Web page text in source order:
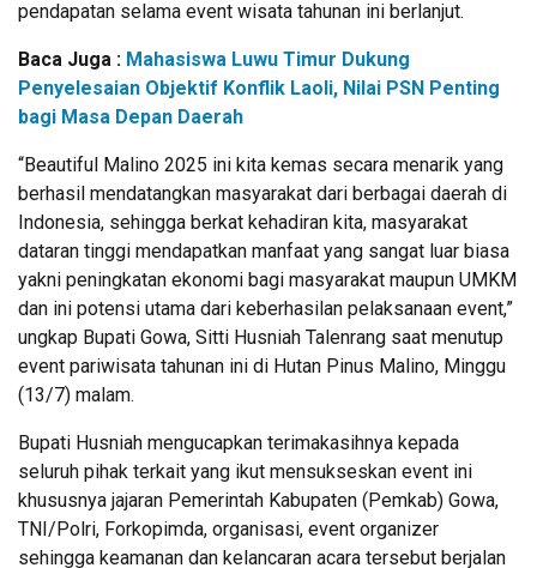
pendapatan selama event wisata tahunan ini berlanjut.
Baca Juga : Mahasiswa Luwu Timur Dukung
Penyelesaian Objektif Konflik Laoli, Nilai PSN Penting
bagi Masa Depan Daerah
“Beautiful Malino 2025 ini kita kemas secara menarik yang
berhasil mendatangkan masyarakat dari berbagai daerah di
Indonesia, sehingga berkat kehadiran kita, masyarakat
dataran tinggi mendapatkan manfaat yang sangat luar biasa
yakni peningkatan ekonomi bagi masyarakat maupun UMKM
dan ini potensi utama dari keberhasilan pelaksanaan event,”
ungkap Bupati Gowa, Sitti Husniah Talenrang saat menutup
event pariwisata tahunan ini di Hutan Pinus Malino, Minggu
(13/7) malam.
Bupati Husniah mengucapkan terimakasihnya kepada
seluruh pihak terkait yang ikut mensukseskan event ini
khususnya jajaran Pemerintah Kabupaten (Pemkab) Gowa,
TNI/Polri, Forkopimda, organisasi, event organizer
sehingga keamanan dan kelancaran acara tersebut berjalan